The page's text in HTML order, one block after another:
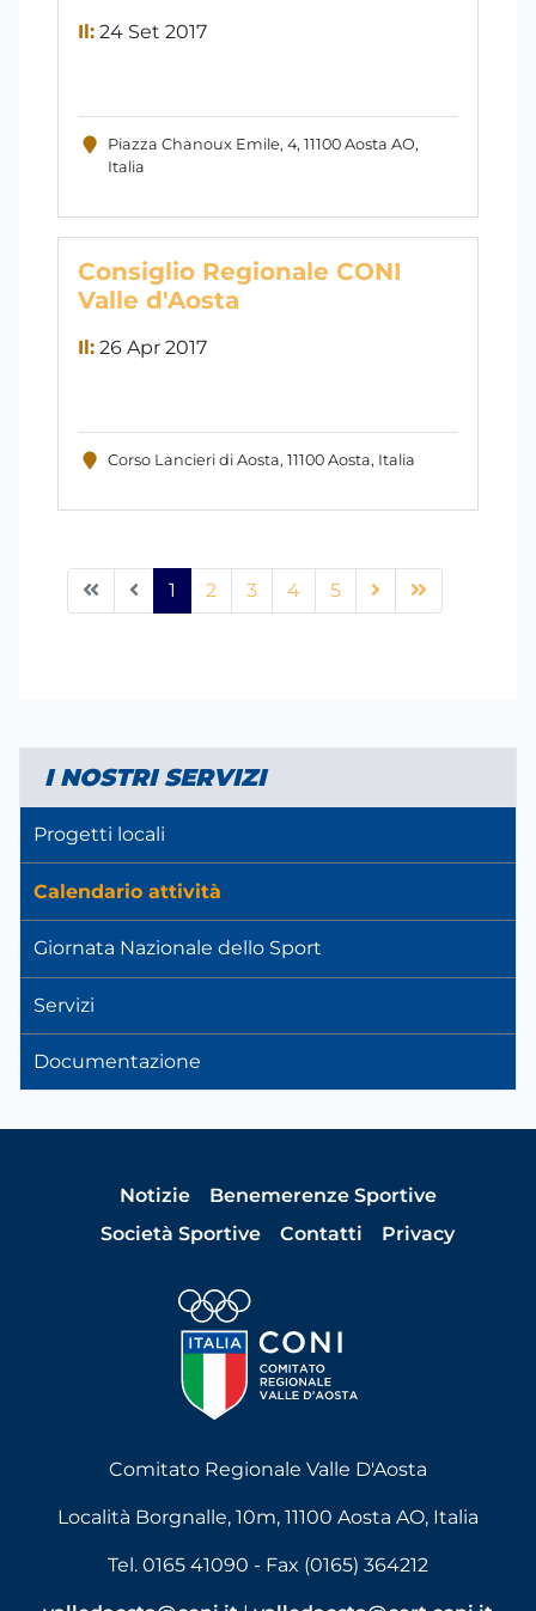
Il: 24 Set 2017
Piazza Chanoux Emile, 4, 11100 Aosta AO,
Italia
Consiglio Regionale CONI
Valle d'Aosta
Il: 26 Apr 2017
Corso Lancieri di Aosta, 11100 Aosta, Italia
1 2 3 4 5
I NOSTRI SERVIZI
Progetti locali
Calendario attività
Giornata Nazionale dello Sport
Servizi
Documentazione
Notizie
Benemerenze Sportive
Società Sportive
Contatti Privacy
Comitato Regionale Valle D'Aosta
Località Borgnalle, 10m, 11100 Aosta AO, Italia
Tel. 0165 41090 - Fax (0165) 364212